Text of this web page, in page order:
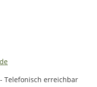
Telefonisch erreichbar